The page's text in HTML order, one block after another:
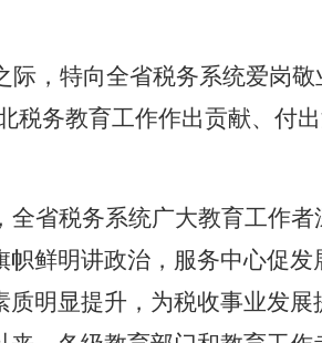
际，特向全省税务系统爱岗敬
税务教育工作作出贡献、付
省税务系统广大教育工作者
鲜明讲政治，服务中心促发
明显提升，为税收事业发展